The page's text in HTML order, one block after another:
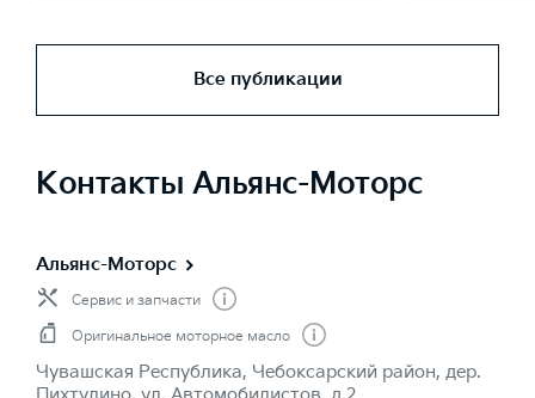
Все публикации
Контакты Альянс-Моторс
Альянс-Моторс
Сервис и запчасти
Оригинальное моторное масло
Чувашская Республика, Чебоксарский район, дер.